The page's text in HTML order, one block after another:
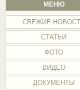
МЕНЮ
СВЕЖИЕ
СТАТЬИ
ФОТО
ВИДЕО
ДОКУМЕНТЫ